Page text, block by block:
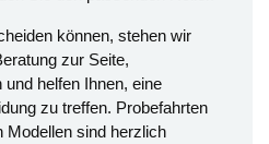
können, stehen wir
zur Seite,
helfen Ihnen, eine
zu treffen. Probefahrten
Modellen sind herzlich